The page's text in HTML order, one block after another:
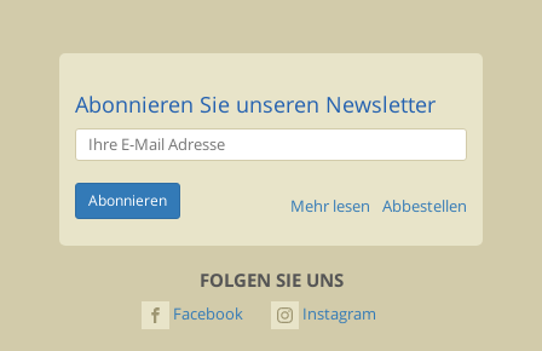
Abonnieren Sie unseren Newsletter
Abbestellen
Mehr lesen
FOLGEN SIE UNS
Facebook Instagram